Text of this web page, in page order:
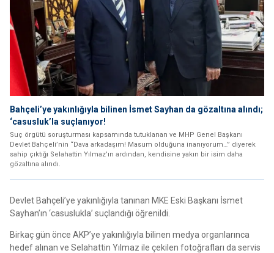
Bahçeli’ye yakınlığıyla bilinen İsmet Sayhan da gözaltına alındı;
‘casusluk’la suçlanıyor!
Suç örgütü soruşturması kapsamında tutuklanan ve MHP Genel Başkanı
Devlet Bahçeli’nin “Dava arkadaşım! Masum olduğuna inanıyorum…” diyerek
sahip çıktığı Selahattin Yılmaz’ın ardından, kendisine yakın bir isim daha
gözaltına alındı.
Devlet Bahçeli’ye yakınlığıyla tanınan MKE Eski Başkanı İsmet
Sayhan’ın ‘casuslukla’ suçlandığı öğrenildi.
Birkaç gün önce AKP’ye yakınlığıyla bilinen medya organlarınca
hedef alınan ve Selahattin Yılmaz ile çekilen fotoğrafları da servis